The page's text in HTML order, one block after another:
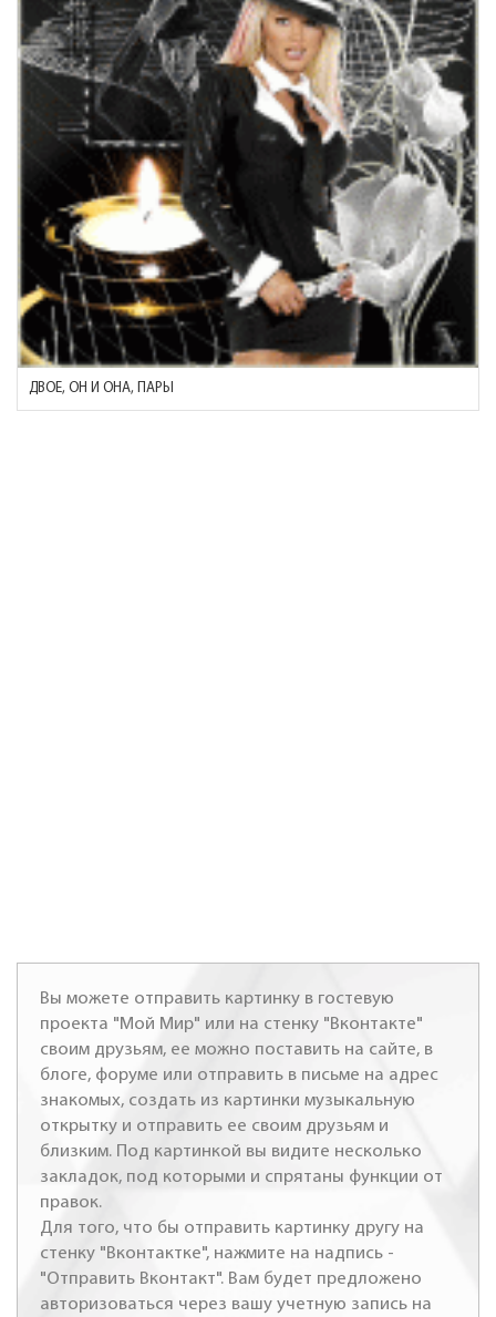
ДВОЕ, ОН И ОНА, ПАРЫ
Вы можете отправить картинку в гостевую
проекта "Мой Мир" или на стенку "Вконтакте"
своим друзьям, ее можно поставить на сайте, в
блоге, форуме или отправить в письме на адрес
знакомых, создать из картинки музыкальную
открытку и отправить ее своим друзьям и
близким. Под картинкой вы видите несколько
закладок, под которыми и спрятаны функции от
правок.
Для того, что бы отправить картинку другу на
стенку "Вконтактке", нажмите на надпись -
"Отправить Вконтакт". Вам будет предложено
авторизоваться через вашу учетную запись на